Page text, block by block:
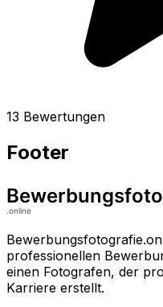
13 Bewertungen
Footer
professionellen
einen Fotografen, der
Karriere erstellt.